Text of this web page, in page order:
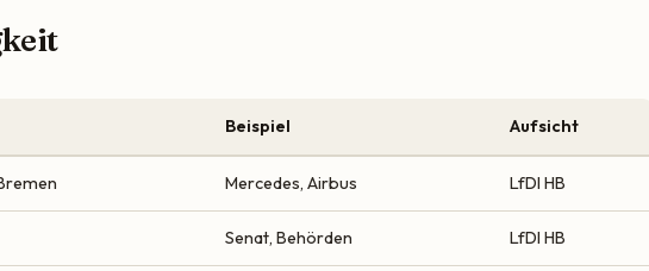
Beispiel Aufsicht
Mercedes, Airbus LfDI HB
Senat, Behörden LfDI HB